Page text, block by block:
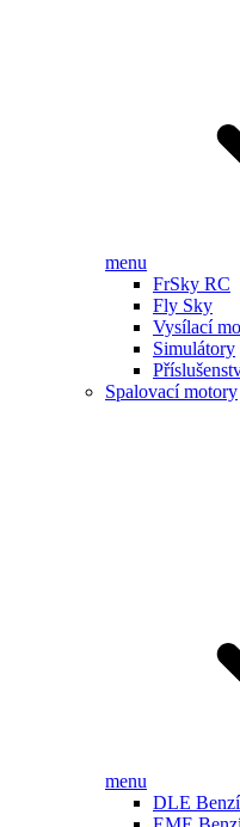
menu
FrSky RC
Fly Sky
Vysílací
Simulátory
Spalovací motory
menu
DLE